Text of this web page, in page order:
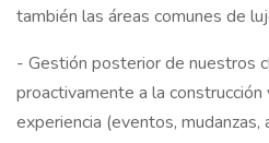
también las áreas comunes de
- Gestión posterior de nuestros
proactivamente a la
experiencia (eventos, mudanzas,